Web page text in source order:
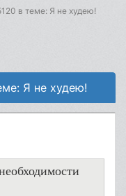
в теме: Я не худею!
Я не худею!